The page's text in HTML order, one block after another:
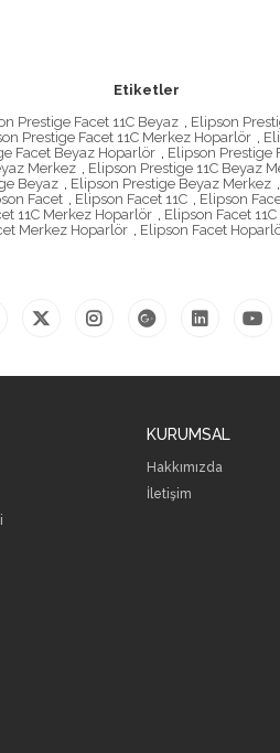
Etiketler
Prestige Facet 11C Beyaz , Elipson
Prestige Facet 11C Merkez Hoparlör ,
Facet Beyaz Hoparlör , Elipson Prestige
Merkez , Elipson Prestige 11C Beyaz
Beyaz , Elipson Prestige Beyaz Merkez ,
Facet , Elipson Facet 11C , Elipson
11C Merkez Hoparlör , Elipson Facet
Merkez Hoparlör , Elipson Facet
KURUMSAL
Hakkımızda
İletişim